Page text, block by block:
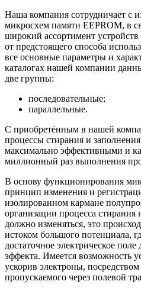
Наша компания сотрудничает с
микросхем памяти EEPROM, в
широкий ассортимент
от предстоящего способа
все основные параметры и
каталогах нашей компании
две группы:
последовательные;
параллельные.
С приобретённым в нашей
процессы стирания и
максимально эффективными и
миллионный раз выполнения
В основу функционирования
принцип изменения и
изолированном кармане
организации процесса стирания
должно изменяться, это
истоком большого потенциала,
достаточное электрическое
эффекта. Имеется возможность
ускорив электроны,
пропускаемого через полевой